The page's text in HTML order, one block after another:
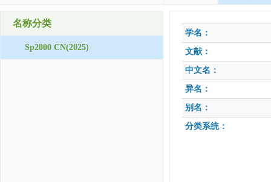
名称分类
Sp2000 CN(2025)
学名：
文献：
中文名：
异名：
别名：
分类系统：